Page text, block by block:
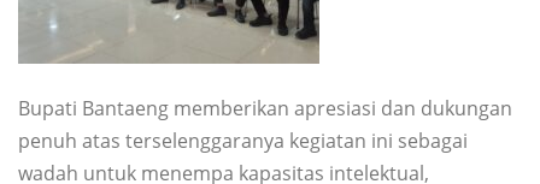
Bupati Bantaeng memberikan apresiasi dan dukungan
penuh atas terselenggaranya kegiatan ini sebagai
wadah untuk menempa kapasitas intelektual,